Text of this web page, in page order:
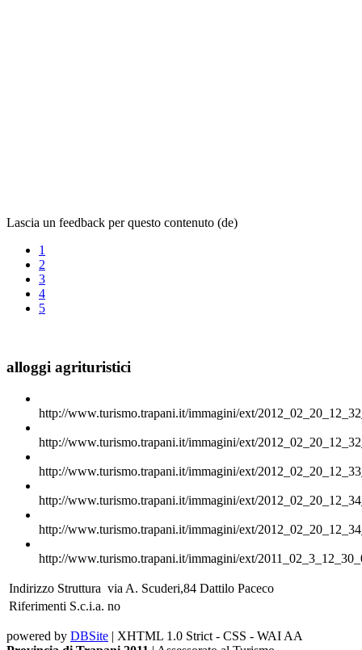
Lascia un feedback per questo contenuto (de)
1
2
3
4
5
alloggi agrituristici
http://www.turismo.trapani.it/immagini/ext/
http://www.turismo.trapani.it/immagini/ext/
http://www.turismo.trapani.it/immagini/ext/
http://www.turismo.trapani.it/immagini/ext/
http://www.turismo.trapani.it/immagini/ext/
http://www.turismo.trapani.it/immagini/ext/
Indirizzo Struttura via A. Scuderi,84 Dattilo Paceco
Riferimenti S.c.i.a. no
powered by DBSite | XHTML 1.0 Strict - CSS - WAI AA